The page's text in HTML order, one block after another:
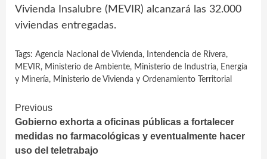
Vivienda Insalubre (MEVIR) alcanzará las 32.000
viviendas entregadas.
Tags: Agencia Nacional de Vivienda, Intendencia de Rivera,
MEVIR, Ministerio de Ambiente, Ministerio de Industria‚ Energía
y Minería, Ministerio de Vivienda y Ordenamiento Territorial
Continue
Reading
Previous
Gobierno exhorta a oficinas públicas a fortalecer
medidas no farmacológicas y eventualmente hacer
uso del teletrabajo